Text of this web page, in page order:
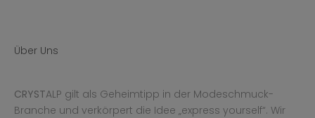
Über Uns
CRYSTALP gilt als Geheimtipp in der Modeschmuck-
Branche und verkörpert die Idee „express yourself“. Wir